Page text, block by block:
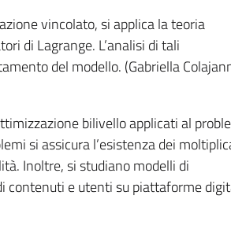
vincolato, si applica la teoria
di Lagrange. L’analisi di tali
del modello. (Gabriella
bilivello applicati al
si assicura l’esistenza dei
Inoltre, si studiano modelli di
contenuti e utenti su piattaforme